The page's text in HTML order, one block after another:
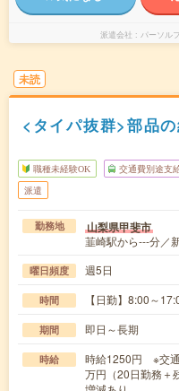
派遣会社 パーソル
未読
<タイパ抜群>部品の
職種未経験OK 交通費別途支
派遣
勤務地 山梨県甲斐市
韮崎駅から---分／
曜日頻度 週5日
時間 【日勤】8:00～
期間 即日～長期
時給
時給1250円 ※交通
万円（20日勤務＋